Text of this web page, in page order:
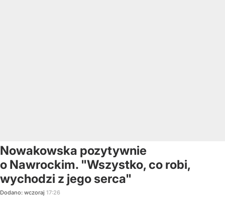
Nowakowska pozytywnie
o Nawrockim. "Wszystko, co robi,
wychodzi z jego serca"
Dodano: wczoraj 17:26